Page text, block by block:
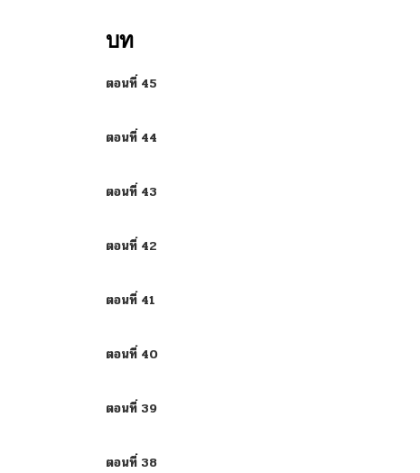
บท
ตอนที่ 45
ตอนที่ 44
ตอนที่ 43
ตอนที่ 42
ตอนที่ 41
ตอนที่ 40
ตอนที่ 39
ตอนที่ 38